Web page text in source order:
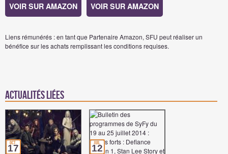
VOIR SUR AMAZON VOIR SUR AMAZON
Liens rémunérés : en tant que Partenaire Amazon, SFU peut réaliser un
bénéfice sur les achats remplissant les conditions requises.
Actualités Liées
oct.
17 juil.
12